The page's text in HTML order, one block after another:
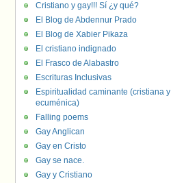
Cristiano y gay!!! Sí ¿y qué?
El Blog de Abdennur Prado
El Blog de Xabier Pikaza
El cristiano indignado
El Frasco de Alabastro
Escrituras Inclusivas
Espiritualidad caminante (cristiana y
ecuménica)
Falling poems
Gay Anglican
Gay en Cristo
Gay se nace.
Gay y Cristiano